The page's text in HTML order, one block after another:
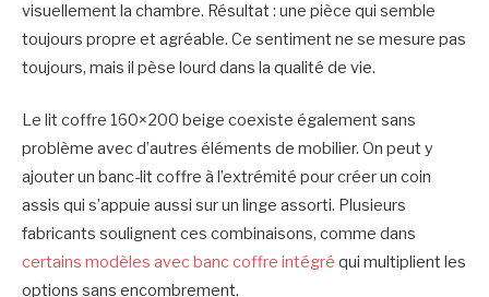
visuellement la chambre. Résultat : une pièce qui semble
toujours propre et agréable. Ce sentiment ne se mesure pas
toujours, mais il pèse lourd dans la qualité de vie.
Le lit coffre 160×200 beige coexiste également sans
problème avec d’autres éléments de mobilier. On peut y
ajouter un banc-lit coffre à l’extrémité pour créer un coin
assis qui s’appuie aussi sur un linge assorti. Plusieurs
fabricants soulignent ces combinaisons, comme dans
certains modèles avec banc coffre intégré qui multiplient les
options sans encombrement.